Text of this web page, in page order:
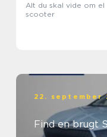
Alt du skal vide om el
scooter
22. september
Find en brugt